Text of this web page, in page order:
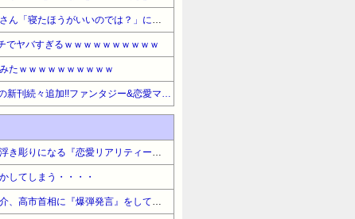
でヤバすぎるｗｗｗｗｗｗｗｗｗｗ
たｗｗｗｗｗｗｗｗｗｗ
してしまう・・・・